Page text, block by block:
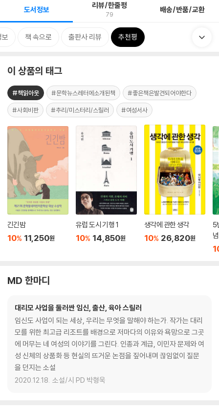
도서정보 리뷰/한줄평
79 배송/반품/교환
보 책 속으로 출판사 리뷰 추천평
이 상품의 태그
#책읽아웃 #문학뉴스레터에소개된책 #좋은책은발견되어야한다
#사회비판 #추리/미스터리/스릴러 #여성서사
긴긴밤
10% 11,250원
유럽 도시 기행 1
10% 14,850원
생각에 관한 생각
10% 26,820원
5
MD 한마디
대리모 사업을 둘러싼 임신, 출산, 육아 스릴러
임신도 사업이 되는 세상, 우리는 무엇을 말해야 하는가. 작가는 대리
모를 위한 최고급 리조트를 배경으로 저마다의 이유와 욕망으로 그곳
에 머무는 네 여성의 이야기를 그린다. 인종과 계급, 이민자 문제와 여
성 신체의 상품화 등 현실의 뜨거운 논점을 짚어내며 끊임없이 질문
을 던지는 소설
2020.12.18. 소설/시 PD 박형욱